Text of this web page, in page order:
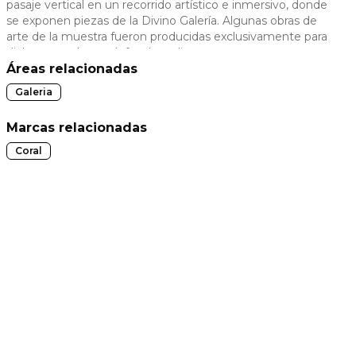
slide
slide
pasaje vertical en un recorrido artístico e inmersivo, donde
se exponen piezas de la Divino Galería. Algunas obras de
arte de la muestra fueron producidas exclusivamente para
dialogar con la atmósfera brutalista.
Áreas relacionadas
Galeria
Marcas relacionadas
Coral